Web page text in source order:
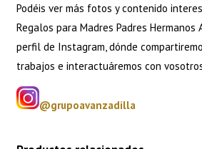
Podéis ver más fotos y contenido
Regalos para Madres Padres Hermanos
perfil de Instagram, dónde
trabajos e interactuáremos con
@grupoavanzadilla